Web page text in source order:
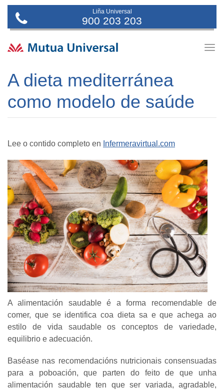
Liña Universal
900 203 203
A dieta mediterránea
como modelo de saúde
Lee o contido completo en Infermeravirtual.com
A alimentación saudable é a forma recomendable de
comer, que se identifica coa dieta sa e que achega ao
estilo de vida saudable os conceptos de variedade,
equilibrio e adecuación.
Baséase nas recomendacións nutricionais consensuadas
para a poboación, que parten do feito de que unha
alimentación saudable ten que ser variada, agradable,